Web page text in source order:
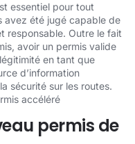
essentiel pour tout
avez été jugé capable de
responsable. Outre le fait
avoir un permis valide
en tant que
d’information
sécurité sur les routes.
accéléré
permis de